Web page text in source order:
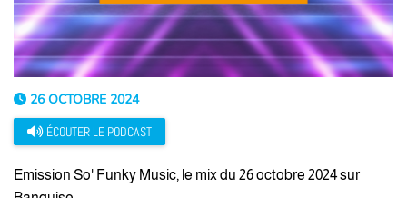
26 OCTOBRE 2024
ÉCOUTER LE PODCAST
Emission So' Funky Music, le mix du 26 octobre 2024 sur